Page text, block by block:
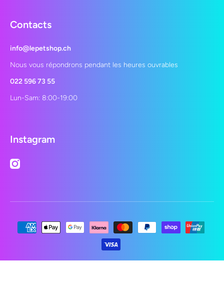
Contacts
info@lepetshop.ch
Nous vous répondrons pendant les heures ouvrables
022 596 73 55
Lun-Sam: 8:00-19:00
Instagram
instagramcom/lepetshopch/
Moyens de paiement